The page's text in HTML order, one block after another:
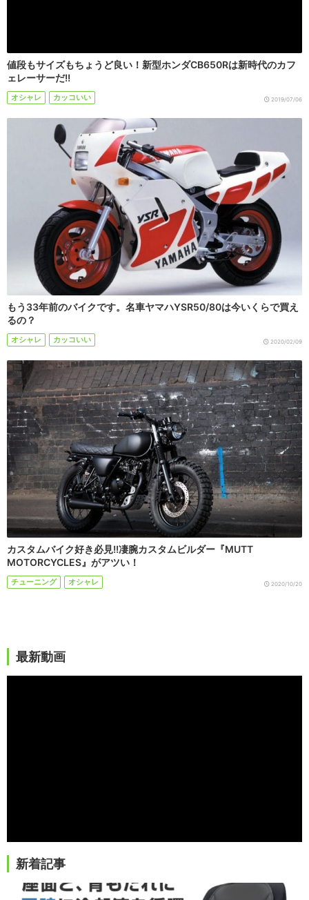
値段もサイズもちょうど良い！新型ホンダCB650Rは新時代のカフ
ェレーサーだ!!
オシャレ カッコいい 2019/07/06
もう33年前のバイクです。名車ヤマハYSR50/80は今いくらで買え
るの？
オシャレ カッコいい 2020/02/09
カスタムバイク好き必見!!凄腕カスタムビルダー『MUTT
MOTORCYCLES』がアツい！
チューニング オシャレ 2020/10/20
最新動画
新着記事